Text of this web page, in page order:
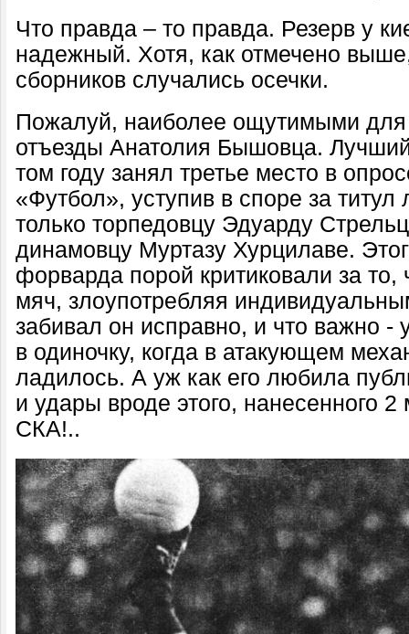
Что правда – то правда. Резерв у
надежный. Хотя, как отмечено выше,
сборников случались осечки.
Пожалуй, наиболее ощутимыми для
отъезды Анатолия Бышовца.
том году занял третье место в
«Футбол», уступив в споре за
только торпедовцу Эдуарду
динамовцу Муртазу Хурцилаве.
форварда порой критиковали за то,
мяч, злоупотребляя
забивал он исправно, и что важно -
в одиночку, когда в атакующем
ладилось. А уж как его любила
и удары вроде этого, нанесенного
СКА!..